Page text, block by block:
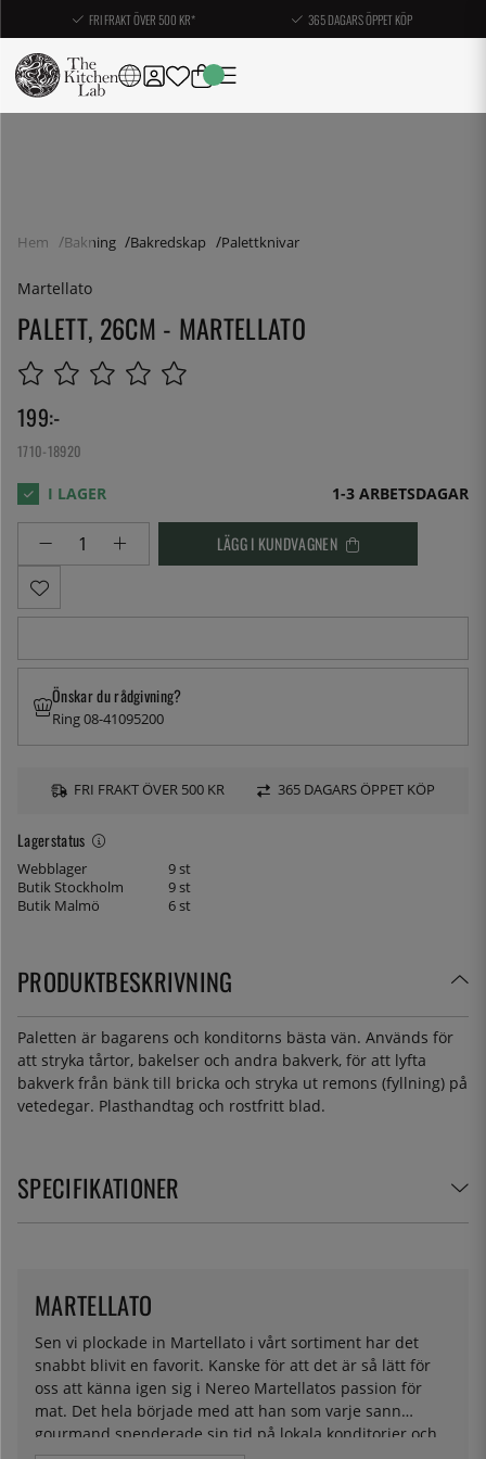
FRI FRAKT ÖVER 500 KR* 365 DAGARS ÖPPET KÖP
Hem Bakning Bakredskap Palettknivar
Martellato
PALETT, 26CM - MARTELLATO
199:-
1710-18920
1-3 ARBETSDAGAR
LÄGG I KUNDVAGNEN
Lagerstatus
Webblager
9 st
Butik Stockholm
9 st
Butik Malmö
6 st
Önskar du rådgivning?
Ring 08-41095200
FRI FRAKT ÖVER 500 KR 365 DAGARS ÖPPET KÖP
PRODUKTBESKRIVNING
Paletten är bagarens och konditorns bästa vän. Används för
att stryka tårtor, bakelser och andra bakverk, för att lyfta
bakverk från bänk till bricka och stryka ut remons (fyllning) på
vetedegar. Plasthandtag och rostfritt blad.
SPECIFIKATIONER
Sen vi plockade in Martellato i vårt sortiment har det
snabbt blivit en favorit. Kanske för att det är så lätt för
oss att känna igen sig i Nereo Martellatos passion för
mat. Det hela började med att han som varje sann
gourmand spenderade sin tid på lokala konditorier och
MARTELLATO